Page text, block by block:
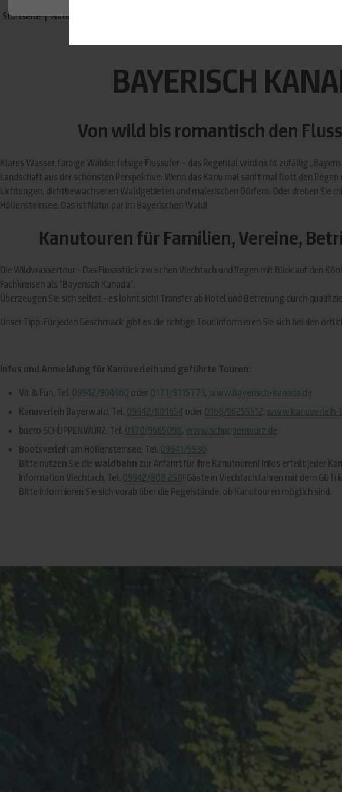
Startseite | Natur & Outdoor
BAYERISCH
Von wild bis romantisch den
Klares Wasser, farbige Wälder, felsige Flussufer – das Regental wird nicht zufällig
Landschaft aus der schönsten Perspektive: Wenn das Kanu mal sanft mal flott den
Lichtungen, dichtbewachsenen Waldgebieten und malerischen Dörfern. Oder drehen Sie
Höllensteinsee. Das ist Natur pur im Bayerischen Wald!
Kanutouren für Familien, Vereine,
Die Wildwassertour - Das Flussstück zwischen Viechtach und Regen mit Blick auf den
Fachkreisen als "Bayerisch Kanada".
Überzeugen Sie sich selbst - es lohnt sich! Transfer ab Hotel und Betreuung durch
Unser Tipp: Für jeden Geschmack gibt es die richtige Tour. Informieren Sie sich bei den
Infos und Anmeldung für Kanuverleih und geführte Touren:
Vit & Fun, Tel. 09942/904460 oder0171/9115779, www.bayerisch-kanada.de
Kanuverleih Bayerwald, Tel. 09942/801654oder0160/96255512, www.kanuverleih-
buero SCHUPPENWURZ, Tel. 0170/9665098, www.schuppenwurz.de
Bootsverleih am Höllensteinsee, Tel. 09941/9530
Bitte nutzen Sie die waldbahn zur Anfahrt für Ihre Kanutouren! Infos erteilt jeder
Information Viechtach, Tel. 09942/808 250! Gäste in Viechtach fahren mit dem
Bitte informieren Sie sich vorab über die Pegelstände, ob Kanutouren möglich sind.